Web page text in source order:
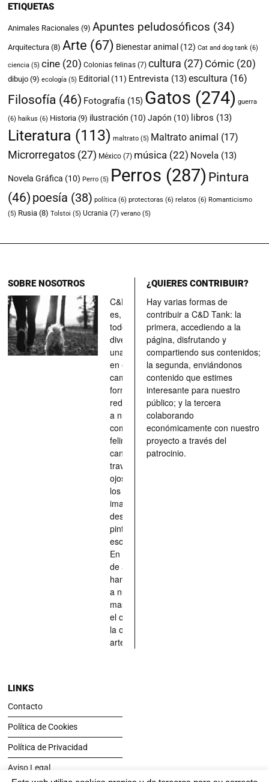
ETIQUETAS
Animales Racionales (9) Apuntes peludosóficos (34)
Arquitectura (8) Arte (67) Bienestar animal (12) Cat and dog tank (6)
ciencia (5) cine (20) Colonias felinas (7) cultura (27) Cómic (20)
dibujo (9) ecología (5) Editorial (11) Entrevista (13)escultura (16)
Filosofía (46) Fotografía (15) Gatos (274) guerra
(6) haikus (6) Historia (9) ilustración (10) Japón (10) libros (13)
Literatura (113) maltrato (5) Maltrato animal (17)
Microrregatos (27) México (7) música (22) Novela (13)
Novela Gráfica (10) Perro (5) Perros (287) Pintura
(46) poesía (38) política (6) protectoras (6) relatos (6) Romanticismo
(5) Rusia (8) Tolstoi (5) Ucrania (7) verano (5)
SOBRE NOSOTROS
C&D Tank
es, ante
todo, un
divertimento,
una parada
en el
camino, una
forma de
redescubrir
a nuestros
compañeros
felinos y
caninos a
través de los
ojos quienes
los han
imaginado,
descrito,
pintado,
esculpido...
En definitiva,
de aquellos
han situado
a nuestras
mascotas en
el centro de
la obra de
arte.
¿QUIERES CONTRIBUIR?
Hay varias formas de
contribuir a C&D Tank: la
primera, accediendo a la
página, disfrutando y
compartiendo sus contenidos;
la segunda, enviándonos
contenido que estimes
interesante para nuestro
público; y la tercera
colaborando
económicamente con nuestro
proyecto a través del
patrocinio.
LINKS
Contacto
Política de Cookies
Política de Privacidad
Aviso Legal